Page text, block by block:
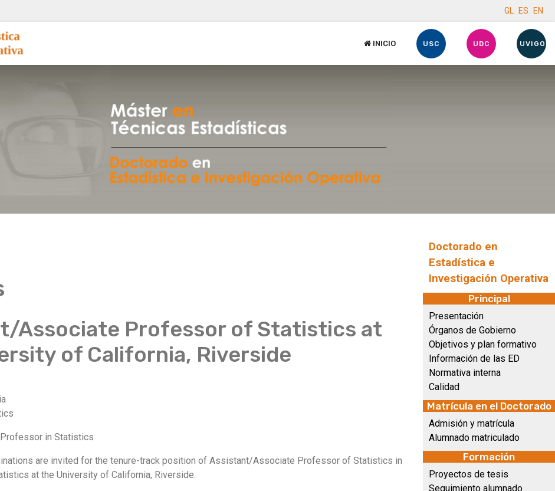
GL ES EN
INICIO USC UDC UVIGO
Associate Professor of Statistics at
of California, Riverside
in Statistics
are invited for the tenure-track position of Assistant/Associate Professor of Statistics in
at the University of California, Riverside.
Doctorado en
Estadística e
Investigación Operativa
Principal
Presentación
Órganos de Gobierno
Objetivos y plan formativo
Información de las ED
Normativa interna
Calidad
Matrícula en el Doctorado
Admisión y matrícula
Alumnado matriculado
Formación
Proyectos de tesis
Seguimiento alumnado